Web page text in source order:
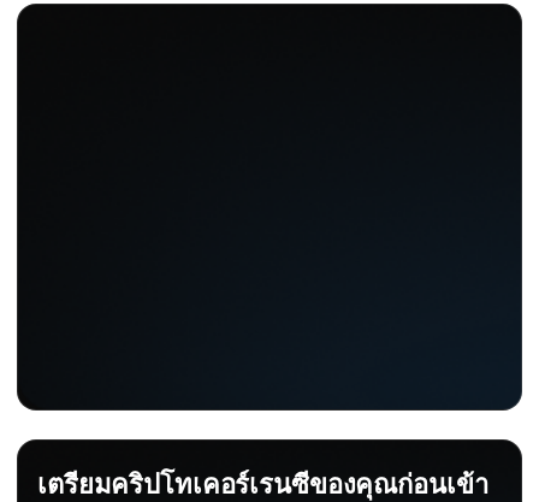
เตรียมคริปโทเคอร์เรนซีของคุณก่อนเข้า